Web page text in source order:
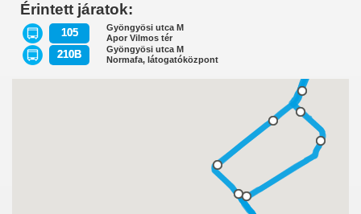
Érintett járatok:
105
Gyöngyösi utca M
Apor Vilmos tér
210B
Gyöngyösi utca M
Normafa, látogatóközpont